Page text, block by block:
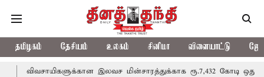
தமிழகம் தேசியம் உலகம் சினிமா விளையாட்டு
விவசாயிகளுக்கான இலவச மின்சாரத்துக்காக ரூ.7,432 கோடி